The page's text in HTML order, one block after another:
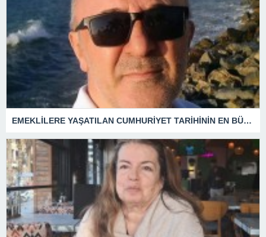
EMEKLİLERE YAŞATILAN CUMHURİYET TARİHİNİN EN BÜYÜK ZULMÜNÜN DERİN ANALİZİ !